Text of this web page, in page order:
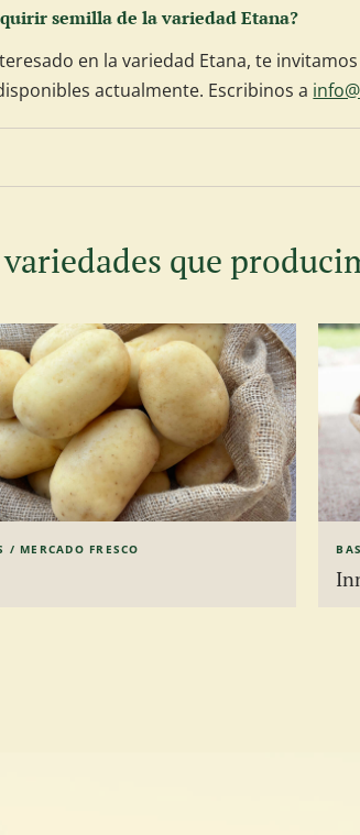
semilla de la variedad Etana?
en la variedad Etana, te
actualmente. Escribinos a
que
/ MERCADO FRESCO